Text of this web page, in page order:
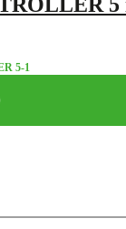
5
5-1